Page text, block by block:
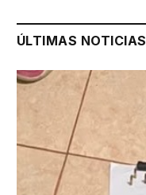
ÚLTIMAS NOTICIAS